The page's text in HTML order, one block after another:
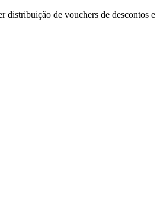
distribuição de vouchers de